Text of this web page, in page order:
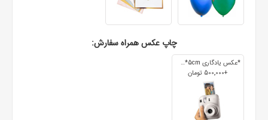
چاپ عکس همراه سفارش:
*عکس یادگاری 7cm*5cm
+500٬000 تومان